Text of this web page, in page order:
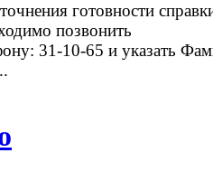
готовности
позвонить
31-10-65 и указать